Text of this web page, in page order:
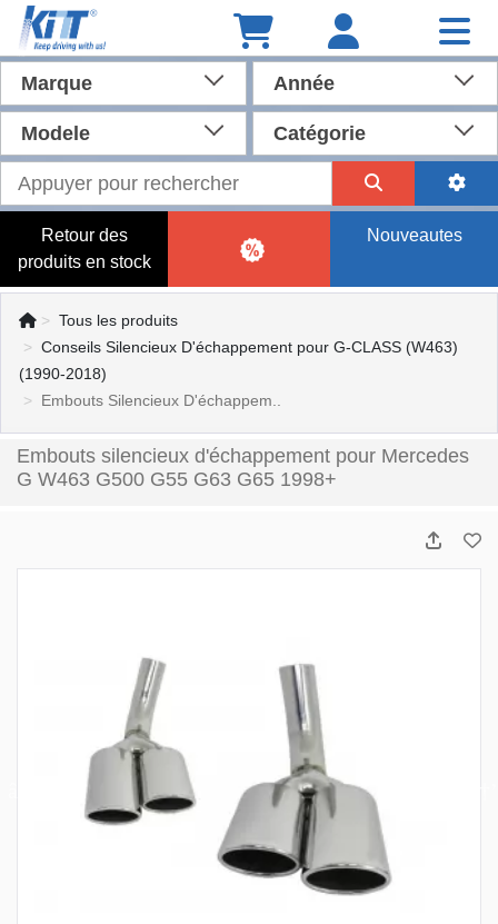
Marque Année
Modele Catégorie
Retour des
produits en stock
Nouveautes
Tous les produits
Conseils Silencieux D'échappement pour G-CLASS (W463)
(1990-2018)
Embouts Silencieux D'échappem..
Embouts silencieux d'échappement pour Mercedes
G W463 G500 G55 G63 G65 1998+